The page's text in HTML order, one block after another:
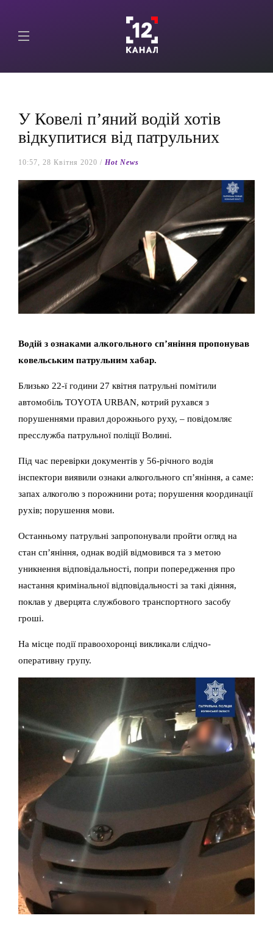
У Ковелі п’яний водій хотів
відкупитися від патрульних
10:57, 28 Квітня 2020 / Hot News
Водій з ознаками алкогольного сп’яніння пропонував
ковельським патрульним хабар.
Близько 22-ї години 27 квітня патрульні помітили
автомобіль TOYOTA URBAN, котрий рухався з
порушеннями правил дорожнього руху, – повідомляє
пресслужба патрульної поліції Волині.
Під час перевірки документів у 56-річного водія
інспектори виявили ознаки алкогольного сп’яніння, а саме:
запах алкоголю з порожнини рота; порушення координації
рухів; порушення мови.
Останньому патрульні запропонували пройти огляд на
стан сп’яніння, однак водій відмовився та з метою
уникнення відповідальності, попри попередження про
настання кримінальної відповідальності за такі діяння,
поклав у дверцята службового транспортного засобу
гроші.
На місце події правоохоронці викликали слідчо-
оперативну групу.